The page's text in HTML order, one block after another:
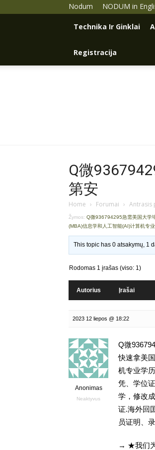
Nodum NODUM in
Technika Ir Ginklai
Registracija
Q微
第安
Home › Forumai › Antrasis
Žymos: Q微936794295急需美国大学
(MBA)信息学和人工智能(AI)计算机专
This topic has 0 atsakymų, 1
Rodomas 1 įrašas (viso: 1)
Autorius Įrašai
2023 12 liepos @ 18:22
Anonimas
Neaktyvus
Q微
快速拿美
机专业学
凭、学位
学，修改
证.海外回
员证明、
→ ★我们